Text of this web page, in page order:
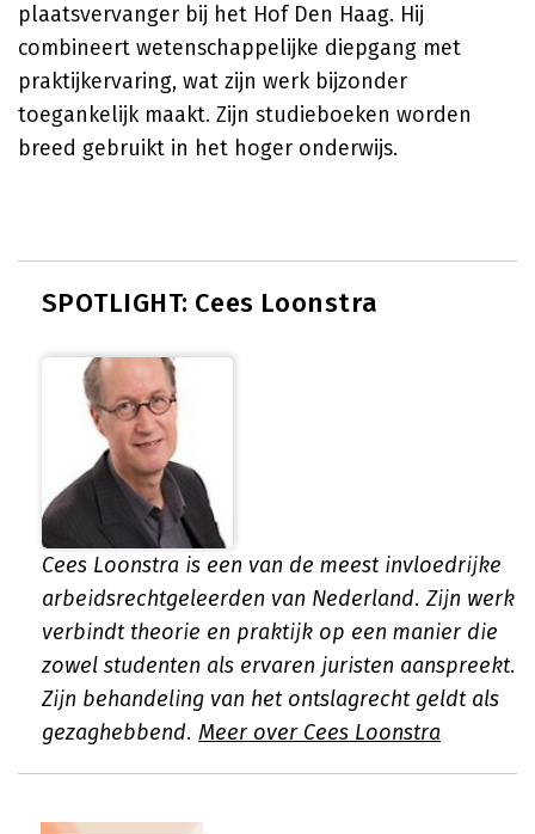
plaatsvervanger bij het Hof Den Haag. Hij
combineert wetenschappelijke diepgang met
praktijkervaring, wat zijn werk bijzonder
toegankelijk maakt. Zijn studieboeken worden
breed gebruikt in het hoger onderwijs.
SPOTLIGHT: Cees Loonstra
Cees Loonstra is een van de meest invloedrijke
arbeidsrechtgeleerden van Nederland. Zijn werk
verbindt theorie en praktijk op een manier die
zowel studenten als ervaren juristen aanspreekt.
Zijn behandeling van het ontslagrecht geldt als
gezaghebbend. Meer over Cees Loonstra